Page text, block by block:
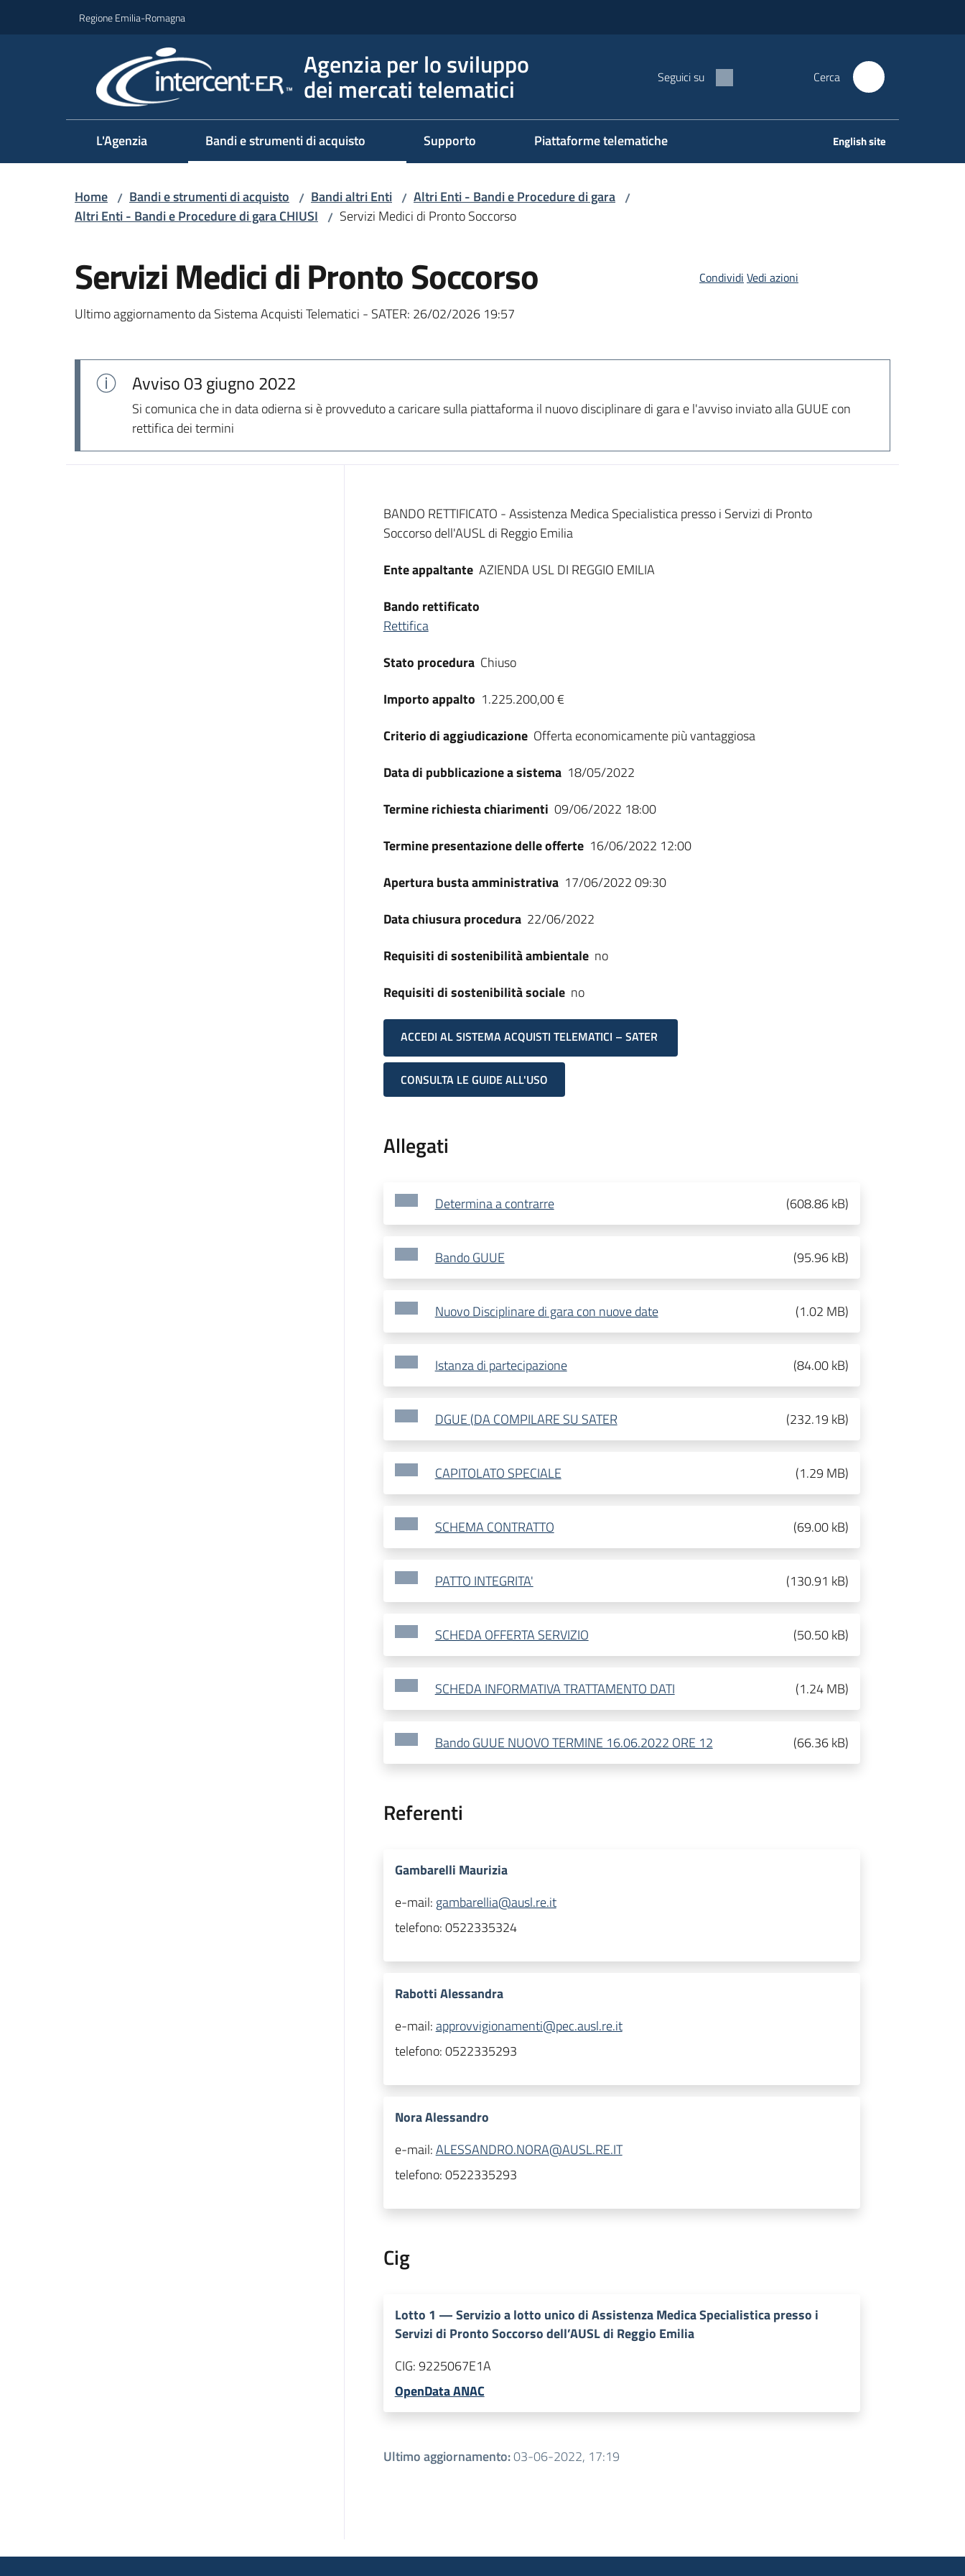
Regione Emilia-Romagna
Agenzia per lo sviluppo
dei mercati telematici Seguici su Cerca
L'Agenzia Bandi e strumenti di acquisto Supporto Piattaforme telematiche English site
Home / Bandi e strumenti di acquisto / Bandi altri Enti / Altri Enti - Bandi e Procedure di gara /
Altri Enti - Bandi e Procedure di gara CHIUSI / Servizi Medici di Pronto Soccorso
Servizi Medici di Pronto Soccorso
Ultimo aggiornamento da Sistema Acquisti Telematici - SATER: 26/02/2026 19:57
Condividi Vedi azioni
Avviso03 giugno 2022
Si comunica che in data odierna si è provveduto a caricare sulla piattaforma il nuovo disciplinare di gara e l'avviso inviato alla GUUE con
rettifica dei termini
Dati del bando
BANDO RETTIFICATO - Assistenza Medica Specialistica presso i Servizi di Pronto
Soccorso dell'AUSL di Reggio Emilia
Ente appaltante AZIENDA USL DI REGGIO EMILIA
Bando rettificato
Rettifica
Stato procedura Chiuso
Importo appalto 1.225.200,00 €
Criterio di aggiudicazione Offerta economicamente più vantaggiosa
Data di pubblicazione a sistema 18/05/2022
Termine richiesta chiarimenti 09/06/2022 18:00
Termine presentazione delle offerte 16/06/2022 12:00
Apertura busta amministrativa 17/06/2022 09:30
Data chiusura procedura 22/06/2022
Requisiti di sostenibilità ambientale no
Requisiti di sostenibilità sociale no
ACCEDI AL SISTEMA ACQUISTI TELEMATICI – SATER
CONSULTA LE GUIDE ALL'USO
Allegati
Determina a contrarre (608.86 kB)
Bando GUUE (95.96 kB)
Nuovo Disciplinare di gara con nuove date (1.02 MB)
Istanza di partecipazione (84.00 kB)
DGUE (DA COMPILARE SU SATER (232.19 kB)
CAPITOLATO SPECIALE (1.29 MB)
SCHEMA CONTRATTO (69.00 kB)
PATTO INTEGRITA' (130.91 kB)
SCHEDA OFFERTA SERVIZIO (50.50 kB)
SCHEDA INFORMATIVA TRATTAMENTO DATI (1.24 MB)
Bando GUUE NUOVO TERMINE 16.06.2022 ORE 12 (66.36 kB)
Referenti
Gambarelli Maurizia
e-mail: gambarellia@ausl.re.it
telefono:0522335324
Rabotti Alessandra
e-mail:approvvigionamenti@pec.ausl.re.it
telefono:0522335293
Nora Alessandro
e-mail:ALESSANDRO.NORA@AUSL.RE.IT
telefono:0522335293
Cig
Lotto 1 —Servizio a lotto unico di Assistenza Medica Specialistica presso i
Servizi di Pronto Soccorso dell’AUSL di Reggio Emilia
CIG:9225067E1A
OpenData ANAC
Ultimo aggiornamento:03-06-2022, 17:19